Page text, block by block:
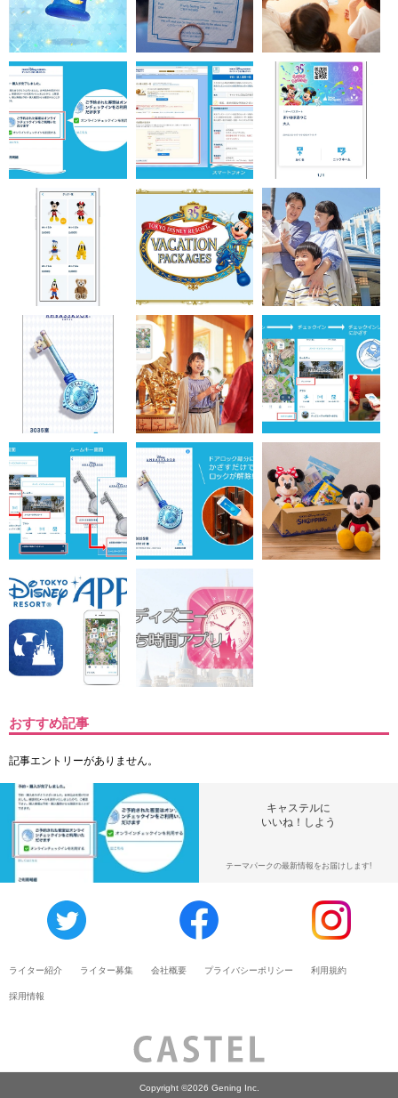
おすすめ記事
記事エントリーがありません。
キャステルに
いいね！しよう
テーマパークの最新情報をお届けします!
ライター紹介 ライター募集 会社概要 プライバシーポリシー 利用規約
採用情報
Copyright ©2026 Gening Inc.